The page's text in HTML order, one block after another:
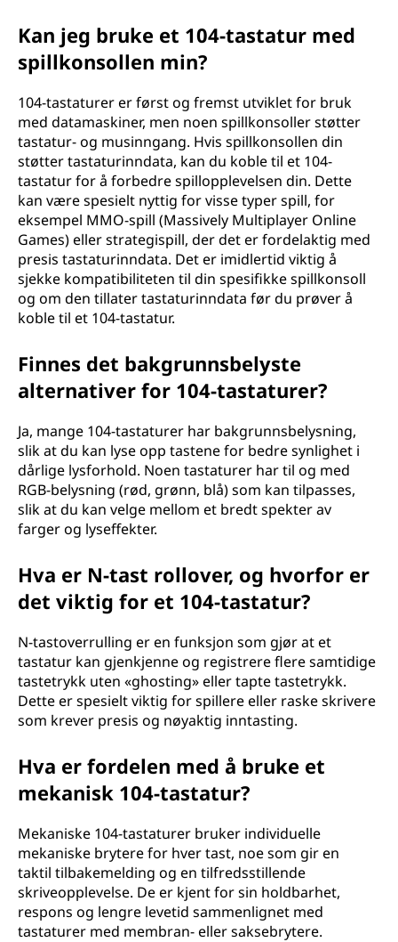
Kan jeg bruke et 104-tastatur med
spillkonsollen min?
104-tastaturer er først og fremst utviklet for bruk
med datamaskiner, men noen spillkonsoller støtter
tastatur- og musinngang. Hvis spillkonsollen din
støtter tastaturinndata, kan du koble til et 104-
tastatur for å forbedre spillopplevelsen din. Dette
kan være spesielt nyttig for visse typer spill, for
eksempel MMO-spill (Massively Multiplayer Online
Games) eller strategispill, der det er fordelaktig med
presis tastaturinndata. Det er imidlertid viktig å
sjekke kompatibiliteten til din spesifikke spillkonsoll
og om den tillater tastaturinndata før du prøver å
koble til et 104-tastatur.
Finnes det bakgrunnsbelyste
alternativer for 104-tastaturer?
Ja, mange 104-tastaturer har bakgrunnsbelysning,
slik at du kan lyse opp tastene for bedre synlighet i
dårlige lysforhold. Noen tastaturer har til og med
RGB-belysning (rød, grønn, blå) som kan tilpasses,
slik at du kan velge mellom et bredt spekter av
farger og lyseffekter.
Hva er N-tast rollover, og hvorfor er
det viktig for et 104-tastatur?
N-tastoverrulling er en funksjon som gjør at et
tastatur kan gjenkjenne og registrere flere samtidige
tastetrykk uten «ghosting» eller tapte tastetrykk.
Dette er spesielt viktig for spillere eller raske skrivere
som krever presis og nøyaktig inntasting.
Hva er fordelen med å bruke et
mekanisk 104-tastatur?
Mekaniske 104-tastaturer bruker individuelle
mekaniske brytere for hver tast, noe som gir en
taktil tilbakemelding og en tilfredsstillende
skriveopplevelse. De er kjent for sin holdbarhet,
respons og lengre levetid sammenlignet med
tastaturer med membran- eller saksebrytere.